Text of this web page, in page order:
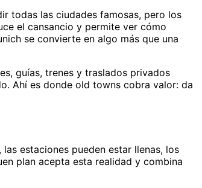
todas las ciudades famosas, pero los
el cansancio y permite ver cómo
se convierte en algo más que una
guías, trenes y traslados privados
Ahí es donde old towns cobra valor: da
estaciones pueden estar llenas, los
plan acepta esta realidad y combina